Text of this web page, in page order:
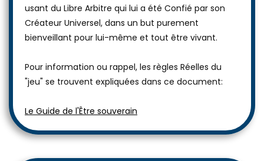
usant du Libre Arbitre qui lui a été Confié par son
Créateur Universel, dans un but purement
bienveillant pour lui-même et tout être vivant.
Pour information ou rappel, les règles Réelles du
"jeu" se trouvent expliquées dans ce document:
Le Guide de l'Être souverain